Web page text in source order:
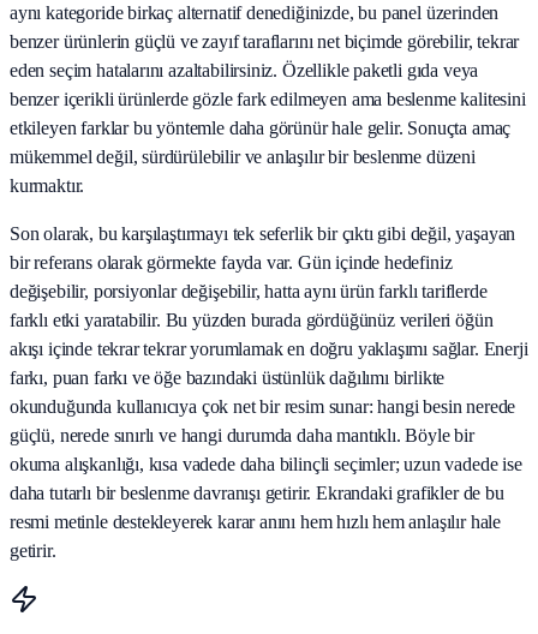
aynı kategoride birkaç alternatif denediğinizde, bu panel üzerinden
benzer ürünlerin güçlü ve zayıf taraflarını net biçimde görebilir, tekrar
eden seçim hatalarını azaltabilirsiniz. Özellikle paketli gıda veya
benzer içerikli ürünlerde gözle fark edilmeyen ama beslenme kalitesini
etkileyen farklar bu yöntemle daha görünür hale gelir. Sonuçta amaç
mükemmel değil, sürdürülebilir ve anlaşılır bir beslenme düzeni
kurmaktır.
Son olarak, bu karşılaştırmayı tek seferlik bir çıktı gibi değil, yaşayan
bir referans olarak görmekte fayda var. Gün içinde hedefiniz
değişebilir, porsiyonlar değişebilir, hatta aynı ürün farklı tariflerde
farklı etki yaratabilir. Bu yüzden burada gördüğünüz verileri öğün
akışı içinde tekrar tekrar yorumlamak en doğru yaklaşımı sağlar. Enerji
farkı, puan farkı ve öğe bazındaki üstünlük dağılımı birlikte
okunduğunda kullanıcıya çok net bir resim sunar: hangi besin nerede
güçlü, nerede sınırlı ve hangi durumda daha mantıklı. Böyle bir
okuma alışkanlığı, kısa vadede daha bilinçli seçimler; uzun vadede ise
daha tutarlı bir beslenme davranışı getirir. Ekrandaki grafikler de bu
resmi metinle destekleyerek karar anını hem hızlı hem anlaşılır hale
getirir.